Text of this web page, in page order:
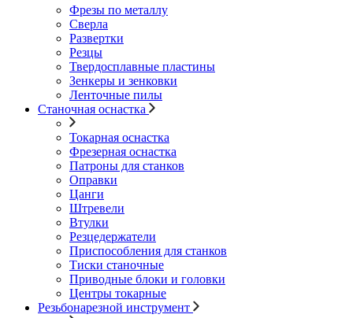
Фрезы по металлу
Сверла
Развертки
Резцы
Твердосплавные пластины
Зенкеры и зенковки
Ленточные пилы
Станочная оснастка
Токарная оснастка
Фрезерная оснастка
Патроны для станков
Оправки
Цанги
Штревели
Втулки
Резцедержатели
Приспособления для станков
Тиски станочные
Приводные блоки и головки
Центры токарные
Резьбонарезной инструмент